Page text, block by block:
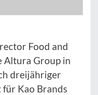
Food and
Altura Group in
dreijähriger
für Kao Brands